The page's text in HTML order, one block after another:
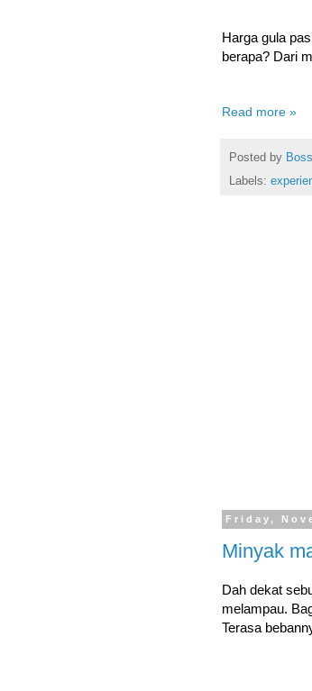
Harga gula
berapa? Dari
Read more »
Posted by Boss
Labels:
Friday,
Minyak
Dah dekat
melampau.
Terasa